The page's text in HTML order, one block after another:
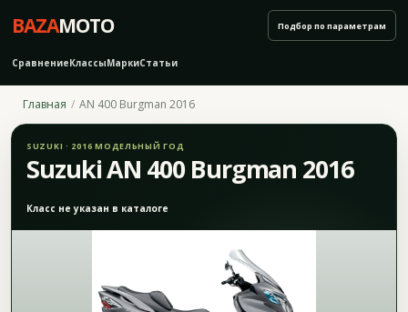
BAZAMOTO
СравнениеКлассыМаркиСтатьи
Подбор по параметрам
Главная AN 400 Burgman 2016
SUZUKI · 2016 МОДЕЛЬНЫЙ ГОД
Suzuki AN 400 Burgman 2016
Класс не указан в каталоге